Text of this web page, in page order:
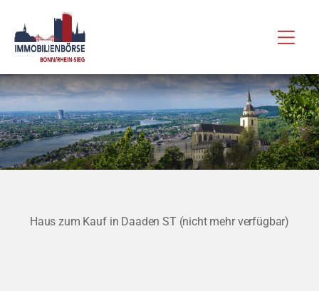
Inhalt
springen
Haus zum Kauf in Daaden ST (nicht mehr verfügbar)